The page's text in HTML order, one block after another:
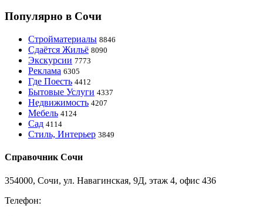
Популярно в Сочи
Стройматериалы 8846
Сдаётся Жильё 8090
Экскурсии 7773
Реклама 6305
Где Поесть 4412
Бытовые Услуги 4337
Недвижимость 4207
Мебель 4124
Сад 4114
Стиль, Интерьер 3849
Справочник Сочи
354000, Сочи, ул. Навагинская, 9Д, этаж 4, офис 436
Телефон: